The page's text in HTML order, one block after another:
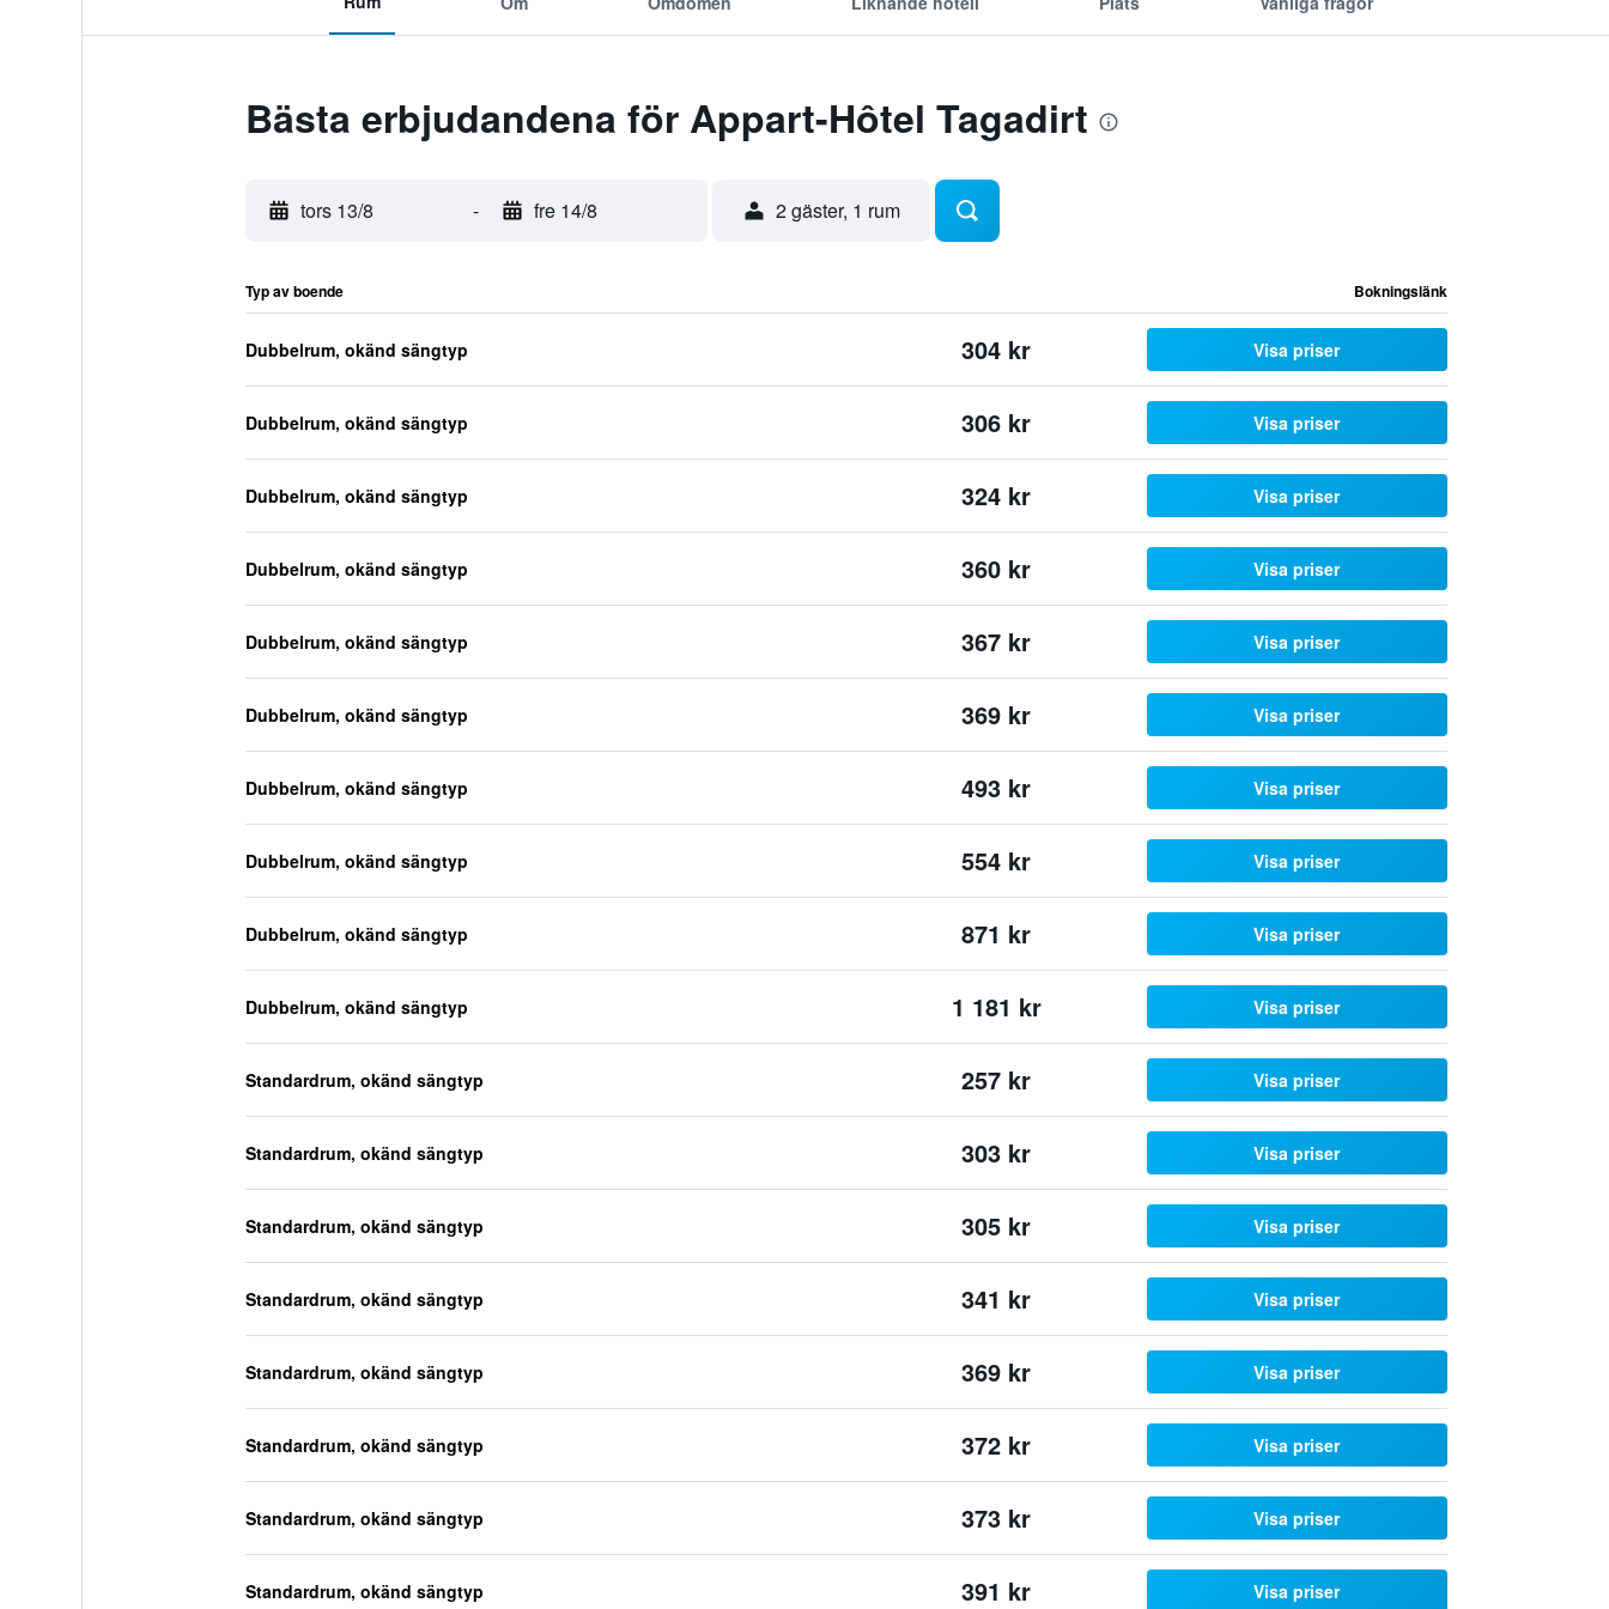
Bästa erbjudandena för Appart-Hôtel Tagadirt
tors 13/8 - fre 14/8 2 gäster, 1 rum
Typ av boende Bokningslänk
Dubbelrum, okänd sängtyp 304 kr Visa priser
Dubbelrum, okänd sängtyp 306 kr Visa priser
Dubbelrum, okänd sängtyp 324 kr Visa priser
Dubbelrum, okänd sängtyp 360 kr Visa priser
Dubbelrum, okänd sängtyp 367 kr Visa priser
Dubbelrum, okänd sängtyp 369 kr Visa priser
Dubbelrum, okänd sängtyp 493 kr Visa priser
Dubbelrum, okänd sängtyp 554 kr Visa priser
Dubbelrum, okänd sängtyp 871 kr Visa priser
Dubbelrum, okänd sängtyp 1 181 kr Visa priser
Standardrum, okänd sängtyp 257 kr Visa priser
Standardrum, okänd sängtyp 303 kr Visa priser
Standardrum, okänd sängtyp 305 kr Visa priser
Standardrum, okänd sängtyp 341 kr Visa priser
Standardrum, okänd sängtyp 369 kr Visa priser
Standardrum, okänd sängtyp 372 kr Visa priser
Standardrum, okänd sängtyp 373 kr Visa priser
Standardrum, okänd sängtyp 391 kr Visa priser